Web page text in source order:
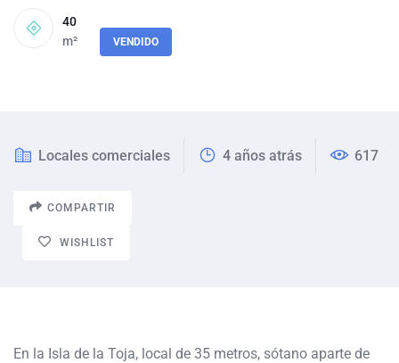
40
m²
VENDIDO
Locales comerciales 4 años atrás 617
COMPARTIR
WISHLIST
En la Isla de la Toja, local de 35 metros, sótano aparte de